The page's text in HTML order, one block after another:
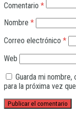
Comentario *
Nombre *
Correo electrónico *
Web
Guarda mi
para la próxima vez